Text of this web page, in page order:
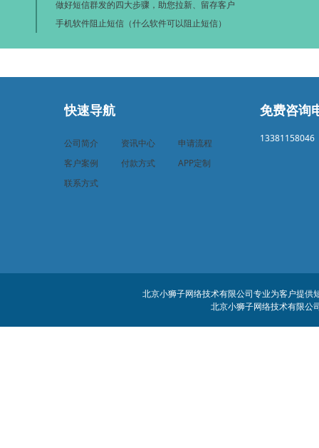
做好短信群发的四大步骤，助您拉新、留存客户
手机软件阻止短信（什么软件可以阻止短信）
快速导航
公司简介 资讯中心
申请流程
客户案例
付款方式
APP定制
联系方式
免费咨询
13381158046
北京小狮子网络技术有限公司专业为客户提
北京小狮子网络技术有限公